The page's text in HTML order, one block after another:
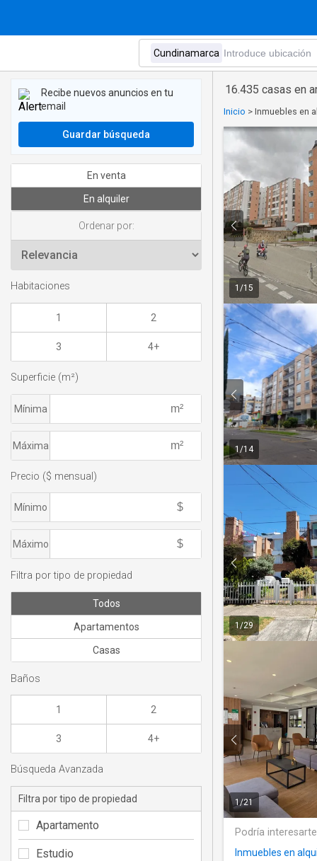
16.435 casas en
Inicio > Inmuebles en
1 /15
1 /14
1/29
1/21
Podría
Inmuebles en
Recibe nuevos anuncios en tu
email
Guardar búsqueda
En venta
En alquiler
Ordenar por:
Habitaciones
1 2
3 4+
Superficie (m²)
Mínima
Máxima
Precio ($ mensual)
Mínimo
Máximo
Filtra por tipo de propiedad
Todos
Apartamentos
Casas
Baños
1 2
3 4+
Búsqueda Avanzada
Filtra por tipo de propiedad
Apartamento
Estudio